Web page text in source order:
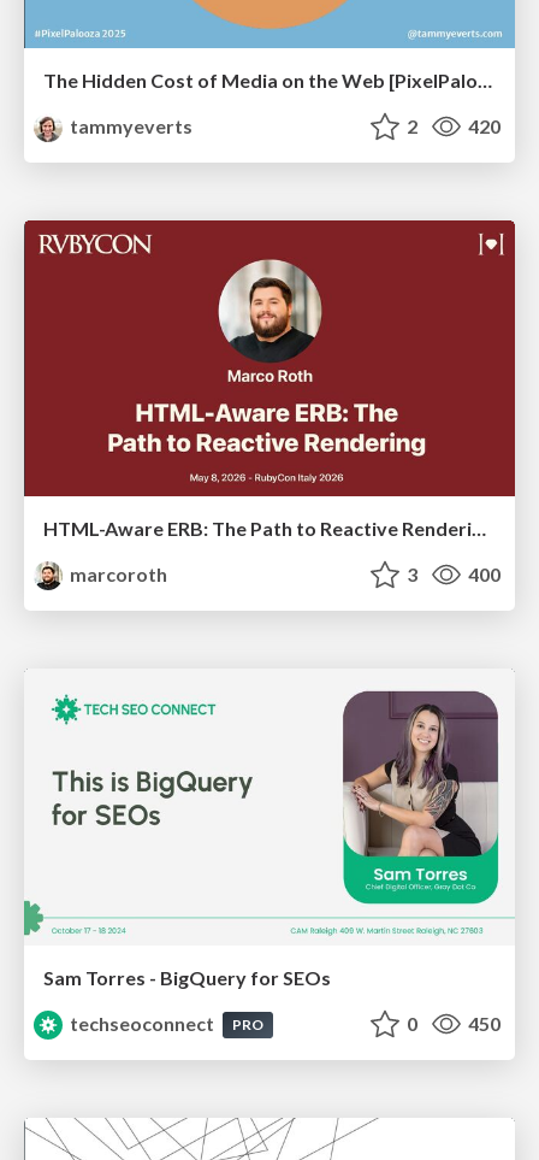
The Hidden Cost of Media on the Web [PixelPalooza 2025]
tammyeverts
2 420
HTML-Aware ERB: The Path to Reactive Rendering @ RubyCon 2026, Rimini, Italy
marcoroth
3 400
Sam Torres - BigQuery for SEOs
techseoconnect
PRO 0 450